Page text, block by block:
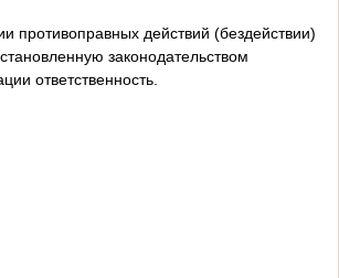
противоправных действий (бездействии)
законодательством
ответственность.